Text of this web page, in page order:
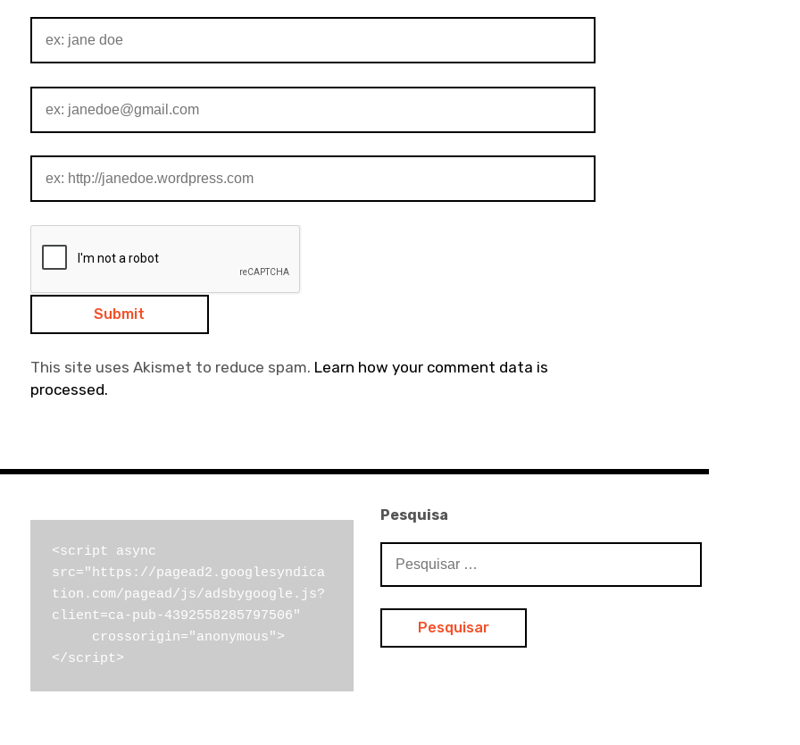
This site uses Akismet to reduce spam. Learn how your comment data is
processed.
<script async
src="https://pagead2.googlesyndica
tion.com/pagead/js/adsbygoogle.js?
client=ca-pub-4392558285797506"
</script>
Pesquisa
por: